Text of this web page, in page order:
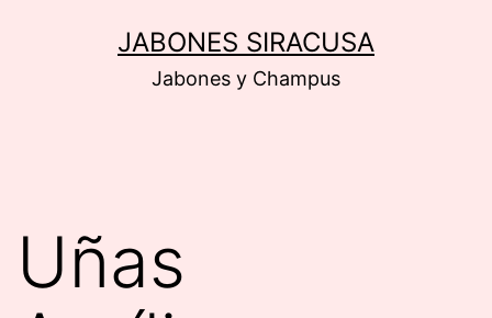
JABONES SIRACUSA
Jabones y Champus
Uñas